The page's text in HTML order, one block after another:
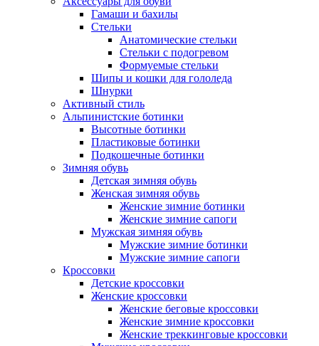
Гамаши и бахилы
Стельки
Анатомические стельки
Стельки с подогревом
Формуемые стельки
Шипы и кошки для гололеда
Шнурки
Активный стиль
Альпинистские ботинки
Высотные ботинки
Пластиковые ботинки
Подкошечные ботинки
Зимняя обувь
Детская зимняя обувь
Женская зимняя обувь
Женские зимние ботинки
Женские зимние сапоги
Мужская зимняя обувь
Мужские зимние ботинки
Мужские зимние сапоги
Кроссовки
Детские кроссовки
Женские кроссовки
Женские беговые кроссовки
Женские зимние кроссовки
Женские треккинговые кроссовки